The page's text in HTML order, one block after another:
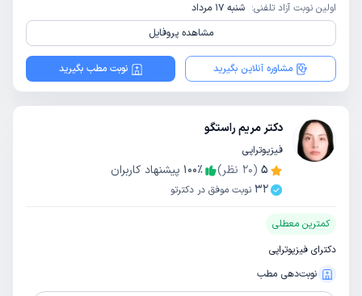
اولین نوبت آزاد تلفنی: شنبه 17 مرداد
مشاهده پروفایل
مشاوره آنلاین بگیرید نوبت مطب بگیرید
دکتر مریم راستگو
فیزیوتراپی
5
(
20 نظر) 100٪
پیشنهاد کاربران
32 نوبت موفق در دکترتو
کمترین معطلی
دکترای فیزیوتراپی
نوبت‌دهی مطب